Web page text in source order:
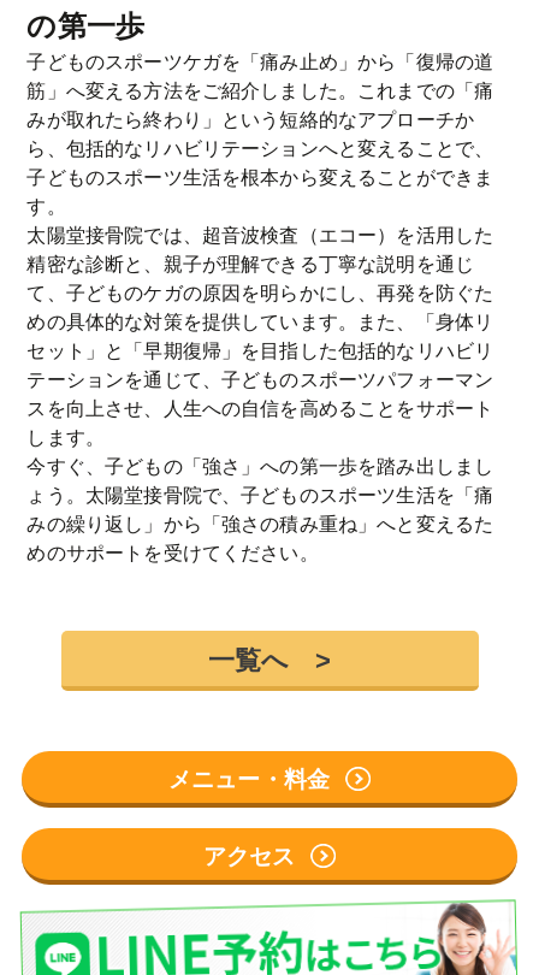
の第一歩
子どものスポーツケガを「痛み止め」から「復帰の道
筋」へ変える方法をご紹介しました。これまでの「痛
みが取れたら終わり」という短絡的なアプローチか
ら、包括的なリハビリテーションへと変えることで、
子どものスポーツ生活を根本から変えることができま
す。
太陽堂接骨院では、超音波検査（エコー）を活用した
精密な診断と、親子が理解できる丁寧な説明を通じ
て、子どものケガの原因を明らかにし、再発を防ぐた
めの具体的な対策を提供しています。また、「身体リ
セット」と「早期復帰」を目指した包括的なリハビリ
テーションを通じて、子どものスポーツパフォーマン
スを向上させ、人生への自信を高めることをサポート
します。
今すぐ、子どもの「強さ」への第一歩を踏み出しまし
ょう。太陽堂接骨院で、子どものスポーツ生活を「痛
みの繰り返し」から「強さの積み重ね」へと変えるた
めのサポートを受けてください。
一覧へ >
メニュー・料金
アクセス